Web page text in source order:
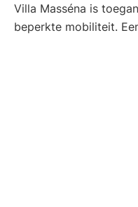
Villa Masséna is
beperkte mobiliteit.